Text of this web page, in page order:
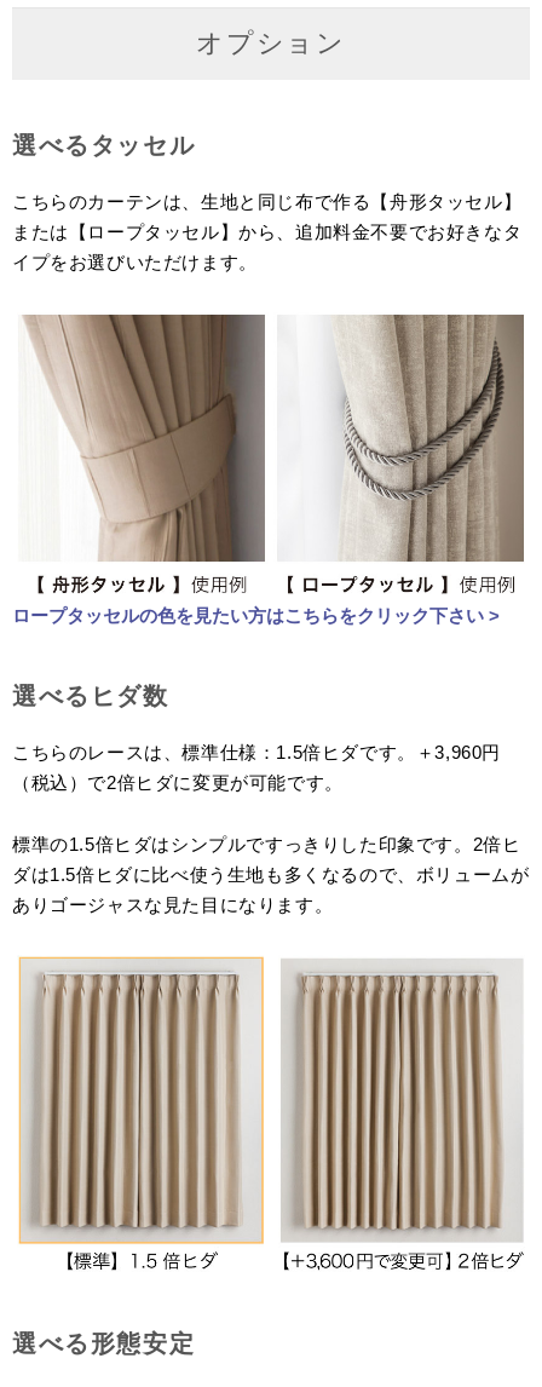
オプション
選べるタッセル
こちらのカーテンは、生地と同じ布で作る【舟形タッセル】
または【ロープタッセル】から、追加料金不要でお好きなタ
イプをお選びいただけます。
ロープタッセルの色を見たい方はこちらをクリック下さい >
選べるヒダ数
こちらのレースは、標準仕様：1.5倍ヒダです。＋3,960円
（税込）で2倍ヒダに変更が可能です。
標準の1.5倍ヒダはシンプルですっきりした印象です。2倍ヒ
ダは1.5倍ヒダに比べ使う生地も多くなるので、ボリュームが
ありゴージャスな見た目になります。
選べる形態安定